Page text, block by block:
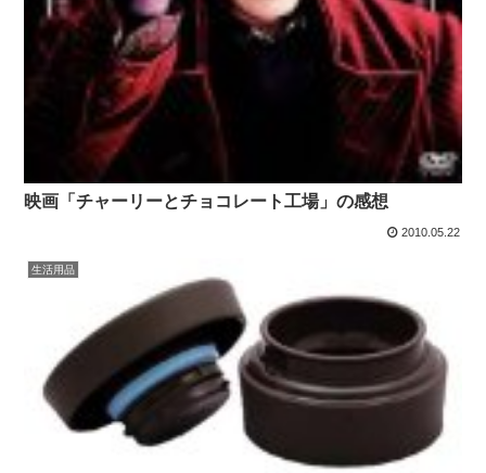
映画「チャーリーとチョコレート工場」の感想
2010.05.22
生活用品